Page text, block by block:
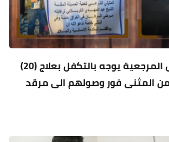
استجابة عاجلة.. ممثل المرجعية يوجه بالتكفل بعلاج (20)
من المثنى فور وصولهم الى مرقد